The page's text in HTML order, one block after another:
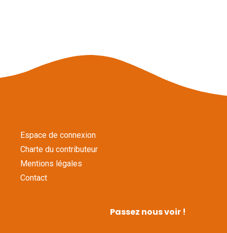
Espace de connexion
Charte du contributeur
Mentions légales
Contact
Passez nous voir !